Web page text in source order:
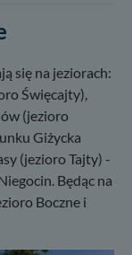
się na jeziorach:
Święcajty),
(jezioro
Giżycka
(jezioro Tajty) -
Będąc na
Boczne i